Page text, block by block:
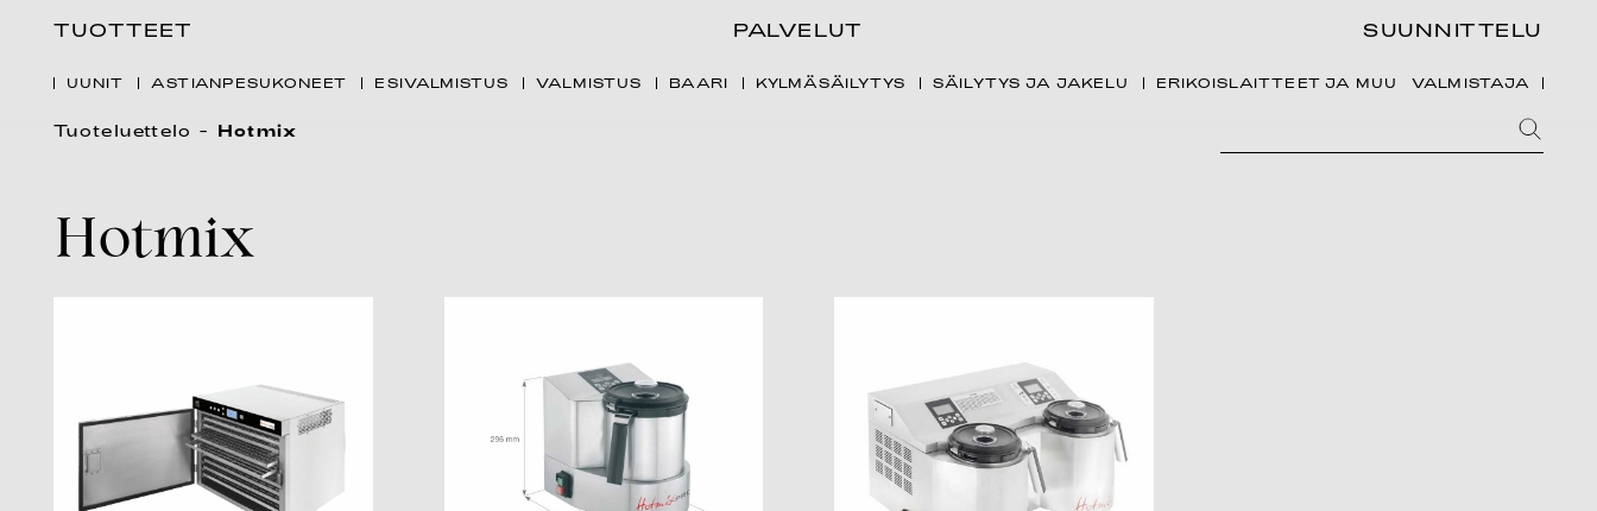
TUOTTEET PALVELUT SUUNNITTELU
UUNIT ASTIANPESUKONEET ESIVALMISTUS VALMISTUS BAARI KYLMÄSÄILYTYS SÄILYTYS JA JAKELU ERIKOISLAITTEET JA MUU VALMISTAJA
Tuoteluettelo Hotmix
Hotmix